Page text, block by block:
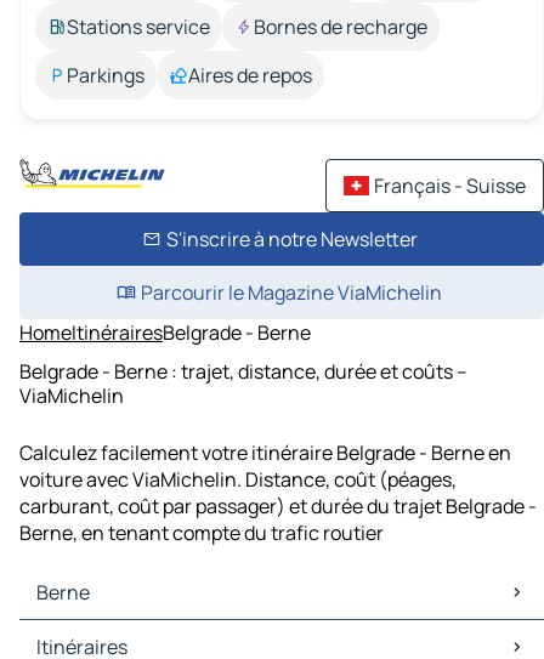
Stations service
Bornes de recharge
Parkings
Aires de repos
Français - Suisse
S'inscrire à notre Newsletter
Parcourir le Magazine ViaMichelin
HomeItinérairesBelgrade - Berne
Belgrade - Berne : trajet, distance, durée et coûts –
ViaMichelin
Calculez facilement votre itinéraire Belgrade - Berne en
voiture avec ViaMichelin. Distance, coût (péages,
carburant, coût par passager) et durée du trajet Belgrade -
Berne, en tenant compte du trafic routier
Berne
Berne Cartes et plans
Itinéraires